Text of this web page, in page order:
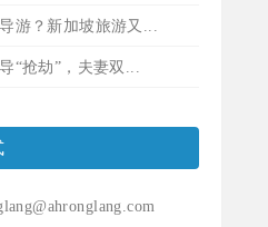
游？新加坡旅游又...
“抢劫”，夫妻双...